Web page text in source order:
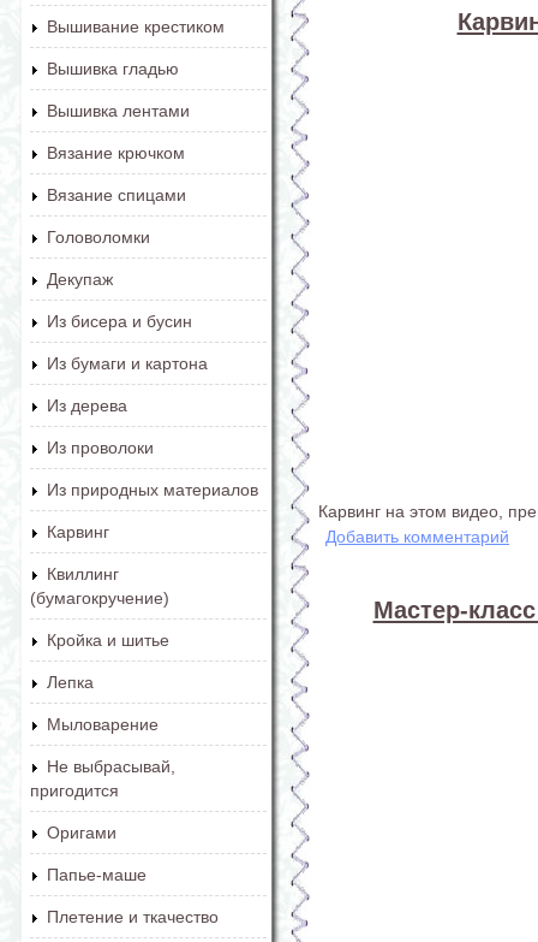
Вышивание крестиком
Вышивка гладью
Вышивка лентами
Вязание крючком
Вязание спицами
Головоломки
Декупаж
Из бисера и бусин
Из бумаги и картона
Из дерева
Из проволоки
Из природных материалов
Карвинг
Квиллинг
(бумагокручение)
Кройка и шитье
Лепка
Мыловарение
Не выбрасывай,
пригодится
Оригами
Папье-маше
Плетение и ткачество
Карвинг на этом видео,
Добавить комментарий
Мастер-